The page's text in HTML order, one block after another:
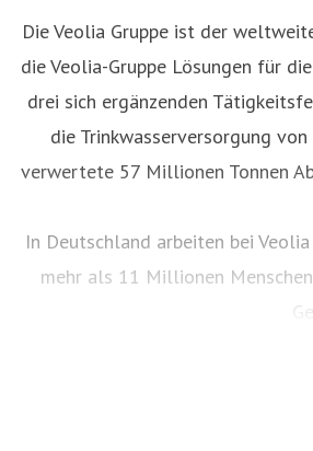
Die Veolia Gruppe ist der
die Veolia-Gruppe Lösungen für
drei sich ergänzenden
die Trinkwasserversorgung
verwertete 57 Millionen Tonnen
In Deutschland arbeiten bei
mehr als 11 Millionen